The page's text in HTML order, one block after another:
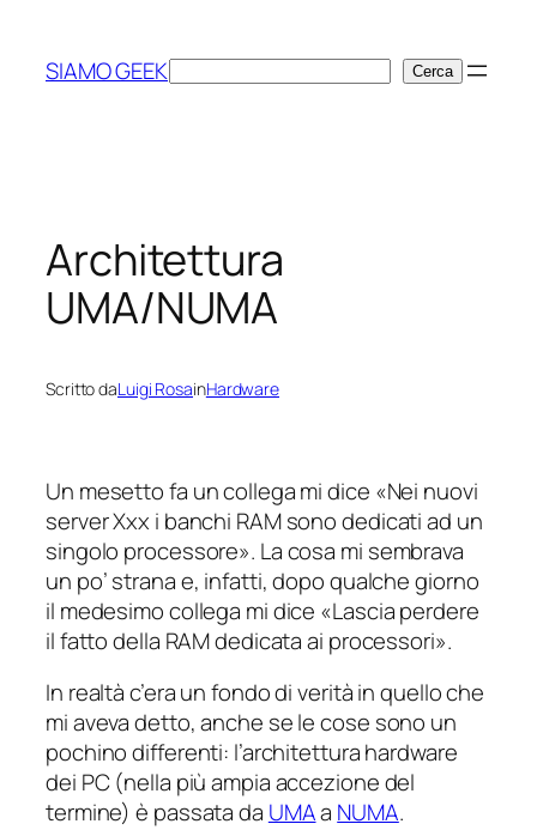
contenuto
SIAMO GEEKCerca Cerca
Architettura
UMA/NUMA
Scritto daLuigi RosainHardware
Un mesetto fa un collega mi dice «Nei nuovi
server Xxx i banchi RAM sono dedicati ad un
singolo processore». La cosa mi sembrava
un po’ strana e, infatti, dopo qualche giorno
il medesimo collega mi dice «Lascia perdere
il fatto della RAM dedicata ai processori».
In realtà c’era un fondo di verità in quello che
mi aveva detto, anche se le cose sono un
pochino differenti: l’architettura hardware
dei PC (nella più ampia accezione del
termine) è passata da UMAa NUMA.